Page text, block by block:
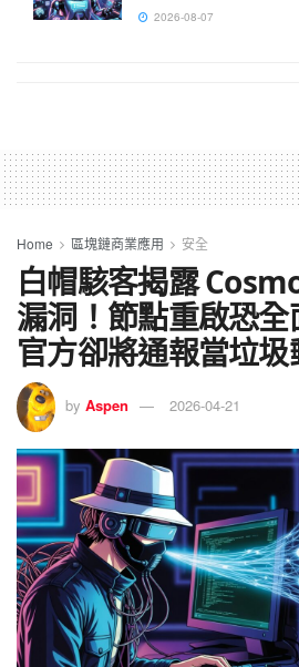
2026-08-07
Home 區塊鏈商業應用 安全
白帽駭客揭露
漏洞！節點重啟恐全
官方卻將通報當垃圾
by Aspen 2026-04-21